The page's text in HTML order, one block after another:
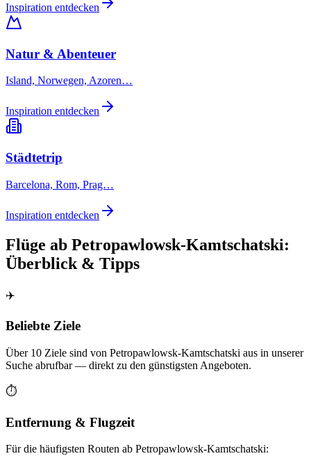
Inspiration entdecken
Natur & Abenteuer
Island, Norwegen, Azoren…
Inspiration entdecken
Städtetrip
Barcelona, Rom, Prag…
Inspiration entdecken
Flüge ab Petropawlowsk-Kamtschatski:
Überblick & Tipps
✈️
Beliebte Ziele
Über 10 Ziele sind von Petropawlowsk-Kamtschatski aus in unserer
Suche abrufbar — direkt zu den günstigsten Angeboten.
⏱️
Entfernung & Flugzeit
Für die häufigsten Routen ab Petropawlowsk-Kamtschatski: